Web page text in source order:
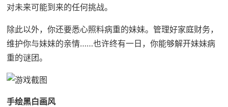
对未来可能到来的任何挑战。
除此以外，你还要悉心照料病重的妹妹。管理好家庭财务，
维护你与妹妹的亲情……也许终有一日，你能够解开妹妹病
重的谜团。
手绘黑白画风